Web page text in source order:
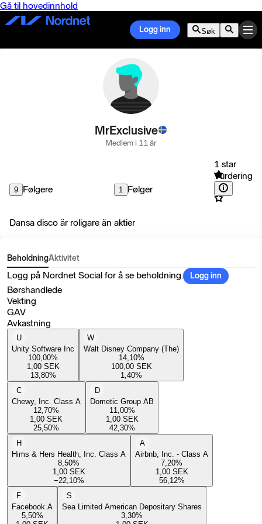
Gå til hovedinnhold
Logg inn Søk
MrExclusive
Medlem i 11 år
9 Følgere 1 Følger
1 star
Vurdering
Dansa disco är roligare än aktier
BeholdningAktivitet
Logg på Nordnet Social for å se beholdning. Logg inn
Børshandlede
Vekting
GAV
Avkastning
U
Unity Software Inc
100,00%
1,00 SEK
13,80%
W
Walt Disney Company (The)
14,10%
100,00 SEK
1,40%
C
Chewy, Inc. Class A
12,70%
1,00 SEK
25,50%
D
Dometic Group AB
11,00%
1,00 SEK
42,30%
H
Hims & Hers Health, Inc. Class A
8,50%
1,00 SEK
−22,10%
A
Airbnb, Inc. - Class A
7,20%
1,00 SEK
56,12%
F
Facebook A
5,50%
S
Sea Limited American Depositary Shares
3,30%